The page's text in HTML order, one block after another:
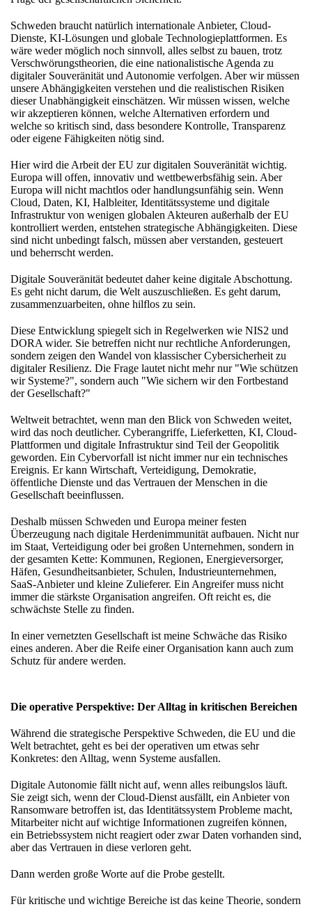
Schweden braucht natürlich internationale Anbieter, Cloud-
Dienste, KI-Lösungen und globale Technologieplattformen. Es
wäre weder möglich noch sinnvoll, alles selbst zu bauen, trotz
Verschwörungstheorien, die eine nationalistische Agenda zu
digitaler Souveränität und Autonomie verfolgen. Aber wir müssen
unsere Abhängigkeiten verstehen und die realistischen Risiken
dieser Unabhängigkeit einschätzen. Wir müssen wissen, welche
wir akzeptieren können, welche Alternativen erfordern und
welche so kritisch sind, dass besondere Kontrolle, Transparenz
oder eigene Fähigkeiten nötig sind.
Hier wird die Arbeit der EU zur digitalen Souveränität wichtig.
Europa will offen, innovativ und wettbewerbsfähig sein. Aber
Europa will nicht machtlos oder handlungsunfähig sein. Wenn
Cloud, Daten, KI, Halbleiter, Identitätssysteme und digitale
Infrastruktur von wenigen globalen Akteuren außerhalb der EU
kontrolliert werden, entstehen strategische Abhängigkeiten. Diese
sind nicht unbedingt falsch, müssen aber verstanden, gesteuert
und beherrscht werden.
Digitale Souveränität bedeutet daher keine digitale Abschottung.
Es geht nicht darum, die Welt auszuschließen. Es geht darum,
zusammenzuarbeiten, ohne hilflos zu sein.
Diese Entwicklung spiegelt sich in Regelwerken wie NIS2 und
DORA wider. Sie betreffen nicht nur rechtliche Anforderungen,
sondern zeigen den Wandel von klassischer Cybersicherheit zu
digitaler Resilienz. Die Frage lautet nicht mehr nur "Wie schützen
wir Systeme?", sondern auch "Wie sichern wir den Fortbestand
der Gesellschaft?"
Weltweit betrachtet, wenn man den Blick von Schweden weitet,
wird das noch deutlicher. Cyberangriffe, Lieferketten, KI, Cloud-
Plattformen und digitale Infrastruktur sind Teil der Geopolitik
geworden. Ein Cybervorfall ist nicht immer nur ein technisches
Ereignis. Er kann Wirtschaft, Verteidigung, Demokratie,
öffentliche Dienste und das Vertrauen der Menschen in die
Gesellschaft beeinflussen.
Deshalb müssen Schweden und Europa meiner festen
Überzeugung nach digitale Herdenimmunität aufbauen. Nicht nur
im Staat, Verteidigung oder bei großen Unternehmen, sondern in
der gesamten Kette: Kommunen, Regionen, Energieversorger,
Häfen, Gesundheitsanbieter, Schulen, Industrieunternehmen,
SaaS-Anbieter und kleine Zulieferer. Ein Angreifer muss nicht
immer die stärkste Organisation angreifen. Oft reicht es, die
schwächste Stelle zu finden.
In einer vernetzten Gesellschaft ist meine Schwäche das Risiko
eines anderen. Aber die Reife einer Organisation kann auch zum
Schutz für andere werden.
Die operative Perspektive: Der Alltag in kritischen Bereichen
Während die strategische Perspektive Schweden, die EU und die
Welt betrachtet, geht es bei der operativen um etwas sehr
Konkretes: den Alltag, wenn Systeme ausfallen.
Digitale Autonomie fällt nicht auf, wenn alles reibungslos läuft.
Sie zeigt sich, wenn der Cloud-Dienst ausfällt, ein Anbieter von
Ransomware betroffen ist, das Identitätssystem Probleme macht,
Mitarbeiter nicht auf wichtige Informationen zugreifen können,
ein Betriebssystem nicht reagiert oder zwar Daten vorhanden sind,
aber das Vertrauen in diese verloren geht.
Dann werden große Worte auf die Probe gestellt.
Für kritische und wichtige Bereiche ist das keine Theorie, sondern